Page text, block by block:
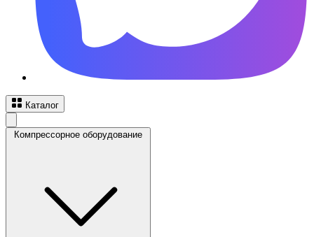
Каталог
Компрессорное оборудование